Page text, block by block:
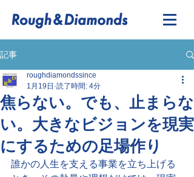
記事
焦らない。でも、止まらな
い。大きなビジョンを現実
にするための足場作り
roughdiamondssince
1月19日 読了時間: 4分
誰かの人生を支える事業を立ち上げる